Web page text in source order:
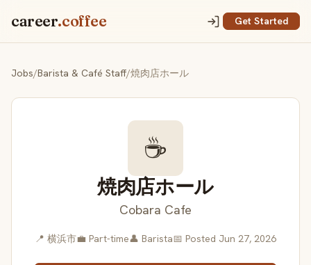
career.coffee Get Started
Jobs/Barista & Café Staff/焼肉店ホール
☕
焼肉店ホール
Cobara Cafe
📍 横浜市💼 Part-time👤 Barista📅 Posted Jun 27, 2026